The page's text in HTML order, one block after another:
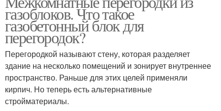
газоблоков. Что такое
газобетонный блок для
перегородок?
Перегородкой называют стену, которая разделяет
здание на несколько помещений и зонирует внутреннее
пространство. Раньше для этих целей применяли
кирпич. Но теперь есть альтернативные
стройматериалы.